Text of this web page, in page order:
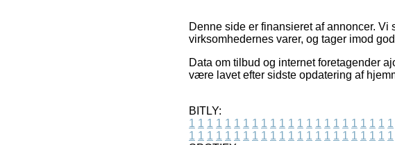
Denne side er finansieret af annoncer.
virksomhedernes varer, og tager imod
Data om tilbud og internet foretagender
være lavet efter sidste opdatering af
BITLY:
1 1 1 1 1 1 1 1 1 1 1 1 1 1 1 1 1 1 1 1 1 1 1
1 1 1 1 1 1 1 1 1 1 1 1 1 1 1 1 1 1 1 1 1 1 1